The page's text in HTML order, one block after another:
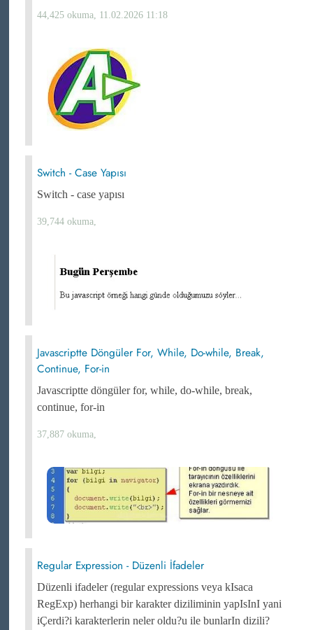
44,425 okuma, 11.02.2026 11:18
Switch - Case Yapısı
Switch - case yapısı
39,744 okuma,
Javascriptte Döngüler For, While, Do-while, Break,
Continue, For-in
Javascriptte döngüler for, while, do-while, break,
continue, for-in
37,887 okuma,
Regular Expression - Düzenli İfadeler
Düzenli ifadeler (regular expressions veya kIsaca
RegExp) herhangi bir karakter diziliminin yapIsInI yani
iÇerdi?i karakterlerin neler oldu?u ile bunlarIn dizili?